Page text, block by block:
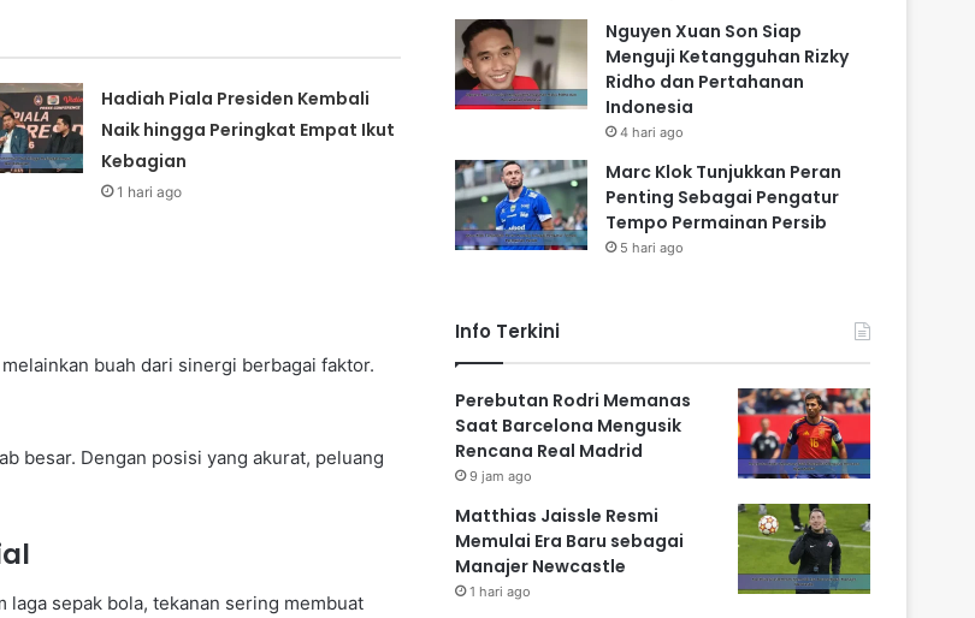
Hadiah Piala Presiden Kembali
Naik hingga Peringkat Empat Ikut
Kebagian
1 hari ago
buah dari sinergi berbagai faktor.
besar. Dengan posisi yang akurat, peluang
laga sepak bola, tekanan sering membuat
Nguyen Xuan Son Siap
Menguji Ketangguhan Rizky
Ridho dan Pertahanan
Indonesia
4 hari ago
Marc Klok Tunjukkan Peran
Penting Sebagai Pengatur
Tempo Permainan Persib
5 hari ago
Info Terkini
Perebutan Rodri Memanas
Saat Barcelona Mengusik
Rencana Real Madrid
9 jam ago
Matthias Jaissle Resmi
Memulai Era Baru sebagai
Manajer Newcastle
1 hari ago